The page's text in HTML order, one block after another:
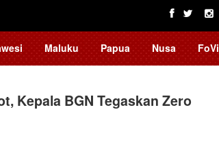
Maluku Papua Nusa FoVi
Kepala BGN Tegaskan Zero